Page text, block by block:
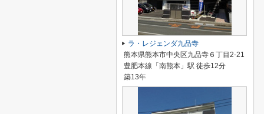
ラ・レジェンダ九品寺
熊本県熊本市中央区九品寺６丁目2-21
豊肥本線「南熊本」駅 徒歩12分
築13年